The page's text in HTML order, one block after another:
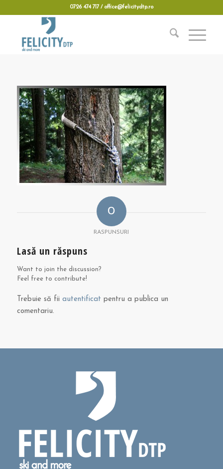
0726 474 717 / office@felicitydtp.ro
0
RASPUNSURI
Lasă un răspuns
Want to join the discussion?
Feel free to contribute!
Trebuie să fii autentificat pentru a publica un
comentariu.